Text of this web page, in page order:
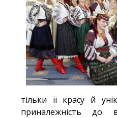
тільки її красу й
приналежність до